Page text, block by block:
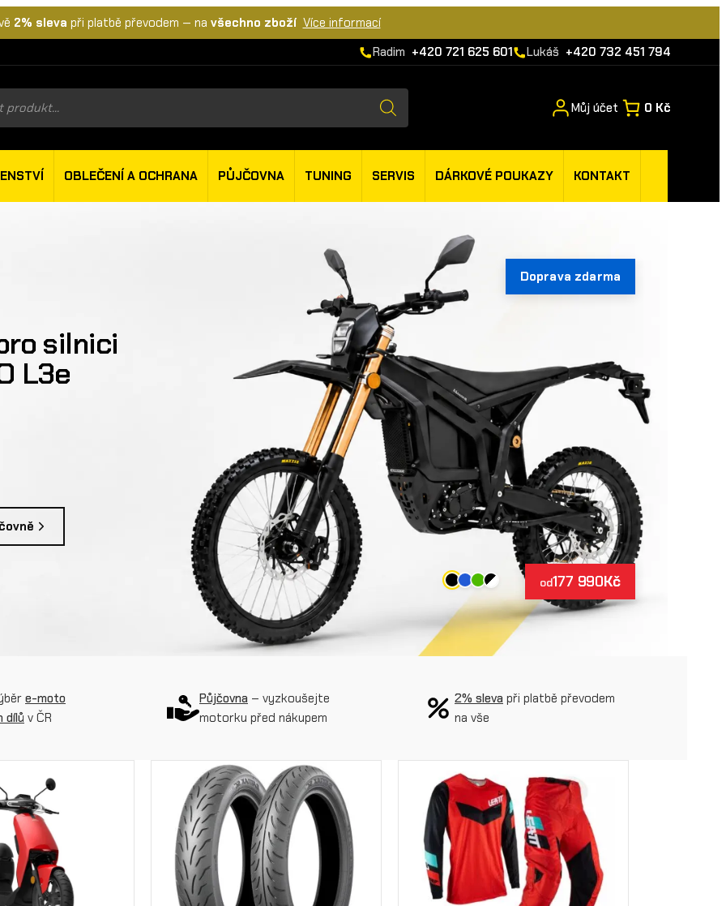
2% sleva při platbě převodem — na všechno zboží Více informací
Radim +420 721 625 601 Lukáš +420 732 451 794
Můj účet 0 Kč
OBLEČENÍ A OCHRANA PŮJČOVNA TUNING SERVIS DÁRKOVÉ POUKAZY KONTAKT
silnici
L3e
Doprava zdarma
od177 990Kč
e-moto
dílů v ČR
Půjčovna – vyzkoušejte
motorku před nákupem
2% sleva při platbě převodem
na vše